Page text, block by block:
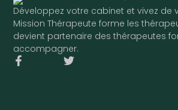
Développez votre cabinet et vivez de
Mission Thérapeute forme les
devient partenaire des thérapeutes
accompagner.
F
T